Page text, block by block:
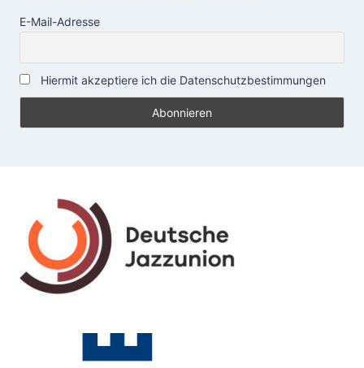
E-Mail-Adresse
Hiermit akzeptiere ich die Datenschutzbestimmungen